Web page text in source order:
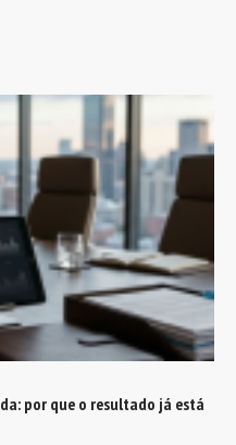
por que o resultado já está